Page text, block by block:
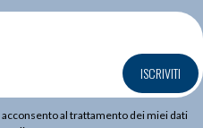
ISCRIVITI
al trattamento dei miei dati